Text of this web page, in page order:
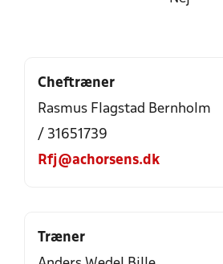
Cheftræner
Rasmus Flagstad Bernholm
/ 31651739
Rfj@achorsens.dk
Træner